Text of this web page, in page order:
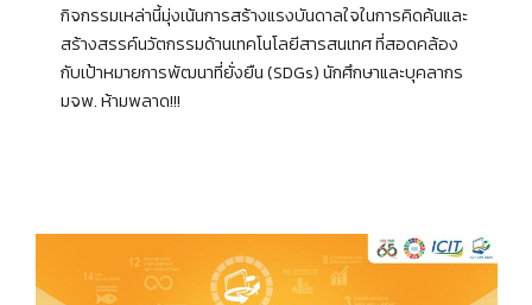
กิจกรรมเหล่านี้มุ่งเน้นการสร้างแรงบันดาลใจในการคิดค้นและ
สร้างสรรค์นวัตกรรมด้านเทคโนโลยีสารสนเทศ ที่สอดคล้อง
กับเป้าหมายการพัฒนาที่ยั่งยืน (SDGs) นักศึกษาและบุคลากร
มจพ. ห้ามพลาด!!!